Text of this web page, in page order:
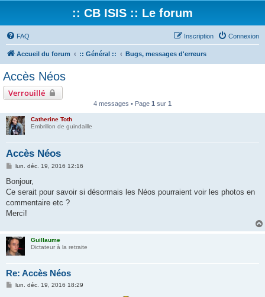
:: CB ISIS :: Le forum
FAQ Connexion
Inscription
Accueil du forum :: Général :: Bugs, messages d'erreurs
Accès Néos
Verrouillé
4 messages • Page 1 sur 1
Catherine Toth
Embrillon de guindaille
Accès Néos
M
s
a
g
lun. déc. 19, 2016 12:16
Bonjour,
Ce serait pour savoir si désormais les Néos pourraient voir les photos en
commentaire etc ?
Merci!
Guillaume
Dictateur à la retraite
Re: Accès Néos
Mlun. déc. 19, 2016 18:29